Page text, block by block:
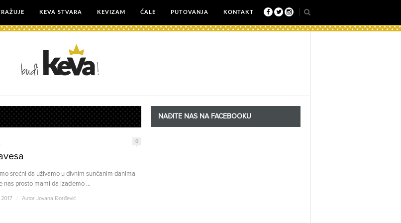
KEVA STVARA KEVIZAM ĆALE PUTOVANJA KONTAKT
0
srećni da uživamo u divnim sunčanim danima
nas prosto mami da izađemo ...
Autor Jovana Đorđević
NAĐITE NAS NA FACEBOOKU